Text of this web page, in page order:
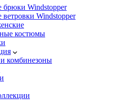
Windstopper
Windstopper
костюмы
комбинезоны